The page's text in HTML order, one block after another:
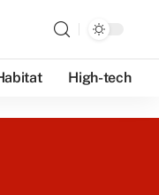
High-tech